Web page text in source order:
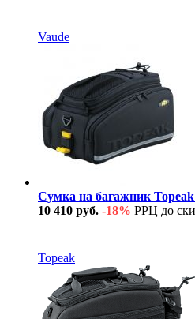
Vaude
Сумка на багажник
10 410 руб. -18% РРЦ до
Topeak